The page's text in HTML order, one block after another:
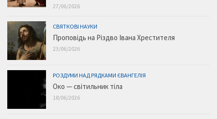
27/06/2026
СВЯТКОВІ НАУКИ
Проповідь на Різдво Івана Хрестителя
23/06/2026
РОЗДУМИ НАД РЯДКАМИ ЄВАНГЕЛІЯ
Око — світильник тіла
18/06/2026